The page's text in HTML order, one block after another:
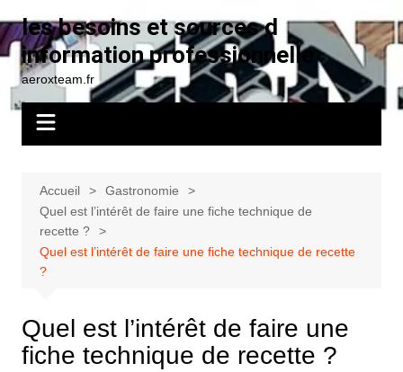
au
contenu
les besoins et sources d
information professionnelle
aeroxteam.fr
Accueil
Gastronomie
Quel est l’intérêt de faire une fiche technique de
recette ?
Quel est l’intérêt de faire une fiche technique de recette
?
Quel est l’intérêt de faire une
fiche technique de recette ?